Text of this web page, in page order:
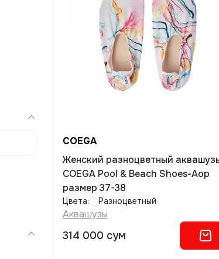
COEGA
Женский разноцветный
COEGA Pool & Beach Shoes-Aop
размер 37-38
Цвета: Разноцветный
Аквашузы
314 000 сум